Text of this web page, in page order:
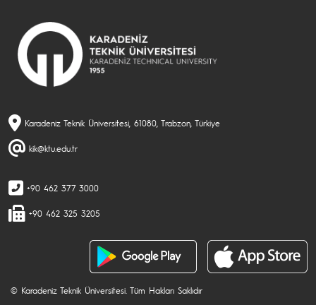
Karadeniz Teknik Üniversitesi, 61080, Trabzon, Türkiye
kik@ktu.edu.tr
+90 462 377 3000
+90 462 325 3205
© Karadeniz Teknik Üniversitesi. Tüm Hakları Saklıdır